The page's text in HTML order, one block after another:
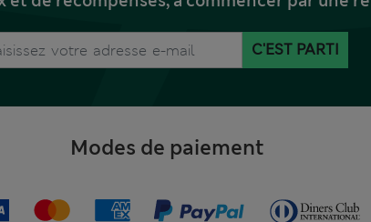
C'EST PARTI
Modes de paiement